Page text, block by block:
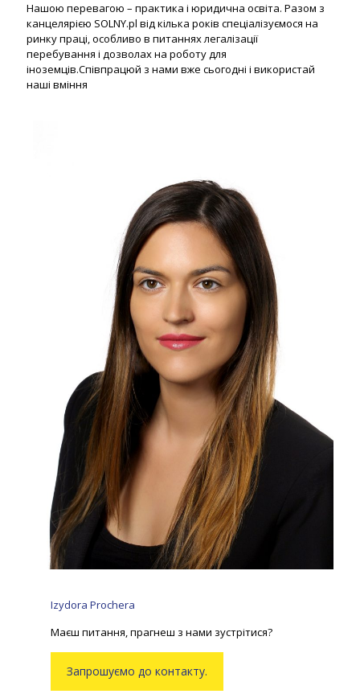
Нашою перевагою – практика і юридична освіта. Разом з
канцелярією SOLNY.pl від кілька років спеціалізуємося на
ринку праці, особливо в питаннях легалізації
перебування і дозволах на роботу для
іноземців.Співпрацюй з нами вже сьогодні і використай
наші вміння
Izydora Prochera
Маєш питання, прагнеш з нами зустрітися?
Запрошуємо до контакту.